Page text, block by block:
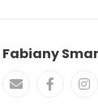
Fabiany